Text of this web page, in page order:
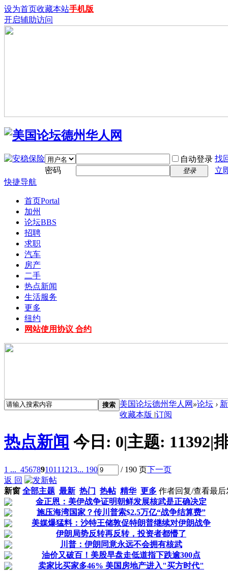
设为首页收藏本站手机版
开启辅助访问
自动登录 找
密码
登录
立
快捷导航
首页Portal
加州
论坛BBS
招聘
求职
汽车
房产
二手
热点新闻
生活服务
更多
纽约
网站使用协议 合约
搜索 美国论坛德州华人网 »论坛 ›
收藏本版 |订阅
热点新闻 今日: 0|主题: 11392|
1 ... 4567891011 1213... 190 / 190 页下一页
返 回
新窗 全部主题 最新 热门 热帖 精华 更多 作者回复/查看最后
金正恩：美伊战争证明朝鲜发展核武是正确决定
施压海湾国家？传川普索$2.5万亿“战争结算费”
美媒爆猛料：沙特王储敦促特朗普继续对伊朗战争
伊朗局势反转再反转，投资者都懵了
川普：伊朗同意永远不会拥有核武
油价又破百！美股早盘走低道指下跌逾300点
卖家比买家多46% 美国房地产进入"买方时代"